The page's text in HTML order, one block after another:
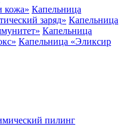
кожа» Капельница
заряд» Капельница
Капельница
Капельница «Эликсир
пилинг